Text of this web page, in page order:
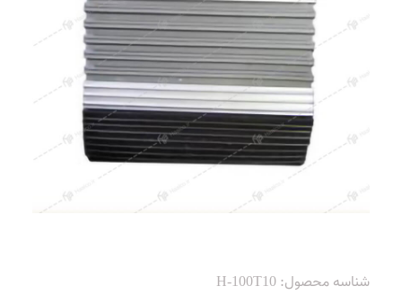
شناسه محصول: H-100T10